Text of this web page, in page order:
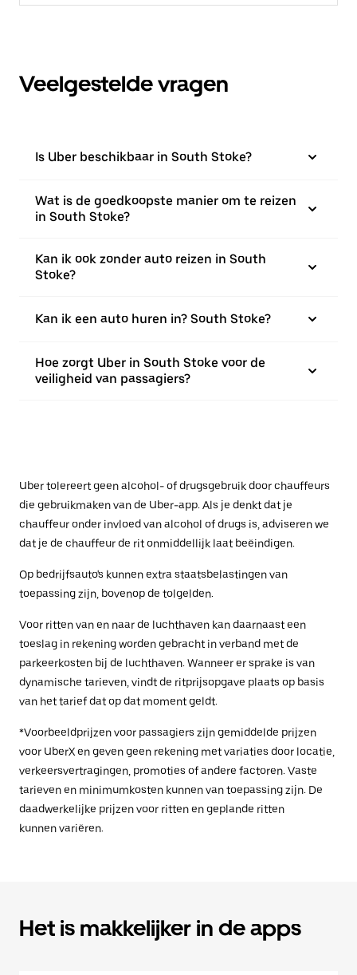
Veelgestelde vragen
Is Uber beschikbaar in South Stoke?
Wat is de goedkoopste manier om te reizen
in South Stoke?
Kan ik ook zonder auto reizen in South
Stoke?
Kan ik een auto huren in? South Stoke?
Hoe zorgt Uber in South Stoke voor de
veiligheid van passagiers?
Uber tolereert geen alcohol- of drugsgebruik door chauffeurs
die gebruikmaken van de Uber-app. Als je denkt dat je
chauffeur onder invloed van alcohol of drugs is, adviseren we
dat je de chauffeur de rit onmiddellijk laat beëindigen.
Op bedrijfsauto's kunnen extra staatsbelastingen van
toepassing zijn, bovenop de tolgelden.
Voor ritten van en naar de luchthaven kan daarnaast een
toeslag in rekening worden gebracht in verband met de
parkeerkosten bij de luchthaven. Wanneer er sprake is van
dynamische tarieven, vindt de ritprijsopgave plaats op basis
van het tarief dat op dat moment geldt.
*Voorbeeldprijzen voor passagiers zijn gemiddelde prijzen
voor UberX en geven geen rekening met variaties door locatie,
verkeersvertragingen, promoties of andere factoren. Vaste
tarieven en minimumkosten kunnen van toepassing zijn. De
daadwerkelijke prijzen voor ritten en geplande ritten
kunnen variëren.
Het is makkelijker in de apps